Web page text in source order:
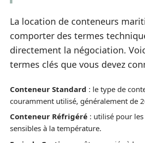
La location de conteneurs
comporter des termes
directement la négociation.
termes clés que vous devez
Conteneur Standard : le type de
couramment utilisé, généralement de
Conteneur Réfrigéré : utilisé pour
sensibles à la température.